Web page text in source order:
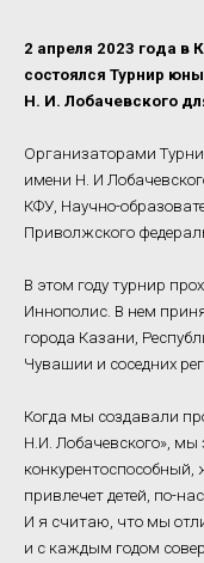
2 апреля 2023 года в
состоялся Турнир
Н. И. Лобачевского
Организаторами
имени Н. И
КФУ, Научно-
Приволжского
В этом году турнир
Иннополис. В нем
города Казани,
Чувашии и соседних
Когда мы создавали
Н.И. Лобачевского», мы
конкурентоспособный,
привлечет детей, по-
И я считаю, что мы
и с каждым годом